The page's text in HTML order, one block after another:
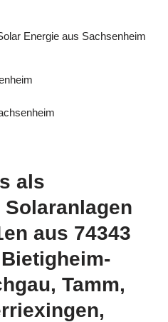
als
aus 74343
Tamm,